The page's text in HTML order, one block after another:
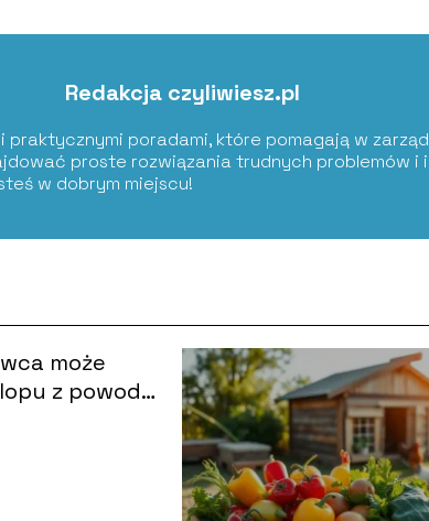
Redakcja czyliwiesz.pl
praktycznymi poradami, które pomagają w
proste rozwiązania trudnych problemów i
w dobrym miejscu!
może
z powodu